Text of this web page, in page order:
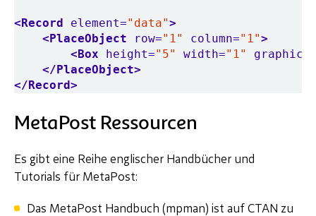
<Record element="data">
<PlaceObject
row="1" column="1">
<Box
height="5" width="1" graphic=
</PlaceObject>
</Record>
MetaPost Ressourcen
Es gibt eine Reihe englischer Handbücher und
Tutorials für MetaPost:
Das MetaPost Handbuch (mpman) ist auf CTAN zu